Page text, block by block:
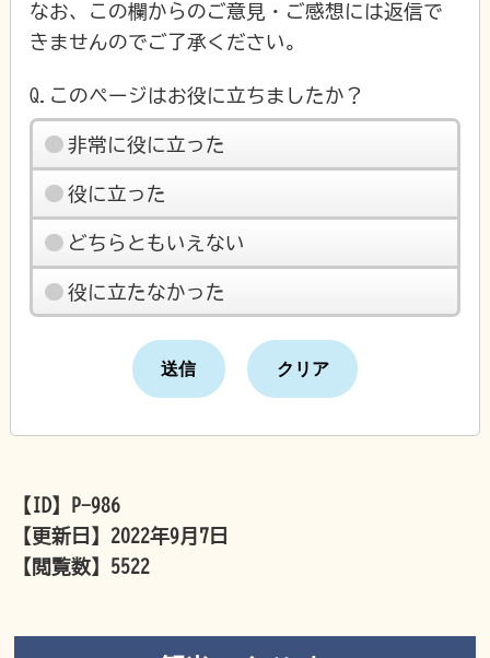
なお、この欄からのご意見・ご感想には返信で
きませんのでご了承ください。
Q.このページはお役に立ちましたか？
非常に役に立った
役に立った
どちらともいえない
役に立たなかった
【ID】
P-986
【更新日】 2022年9月7日
【閲覧数】 5522